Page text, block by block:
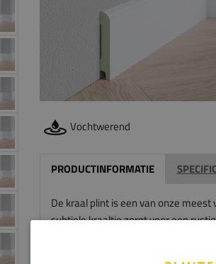
Vochtwerend
PRODUCTINFORMATIE
De kraal plint is een van onze
subtiele kraaltje zorgt voor een